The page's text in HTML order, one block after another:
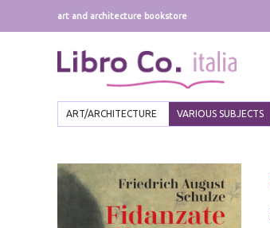
art and architecture bookstore
ART/ARCHITECTURE VARIOUS SUBJECTS